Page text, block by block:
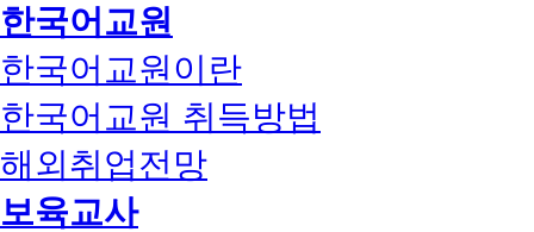
한국어교원
한국어교원이란
한국어교원 취득방법
해외취업전망
보육교사